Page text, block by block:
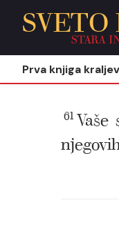
STARA
Prva knjiga kraljev
61